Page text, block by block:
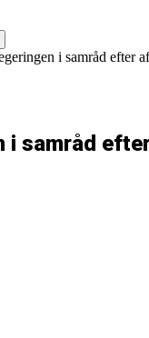
i samråd efter
i samråd